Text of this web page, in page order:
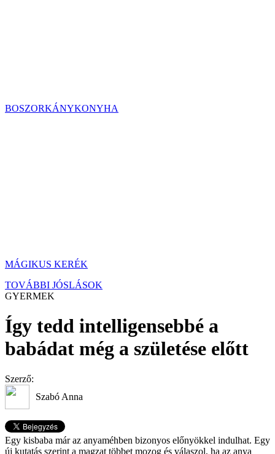
BOSZORKÁNYKONYHA
MÁGIKUS KERÉK
TOVÁBBI JÓSLÁSOK
GYERMEK
Így tedd intelligensebbé a
babádat még a születése előtt
Szerző:
Szabó Anna
Egy kisbaba már az anyaméhben bizonyos előnyökkel indulhat. Egy
új kutatás szerint a magzat többet mozog és válaszol, ha az anya